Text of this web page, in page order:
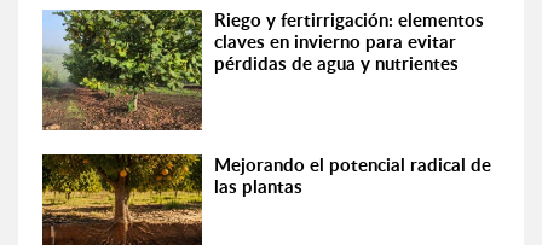
Riego y fertirrigación: elementos
claves en invierno para evitar
pérdidas de agua y nutrientes
Mejorando el potencial radical de
las plantas